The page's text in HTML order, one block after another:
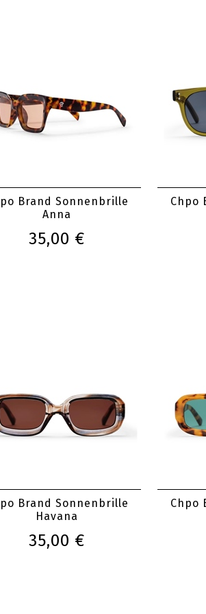
Brand Sonnenbrille
Anna
35,00 €
Chpo
Brand Sonnenbrille
Havana
35,00 €
Chpo